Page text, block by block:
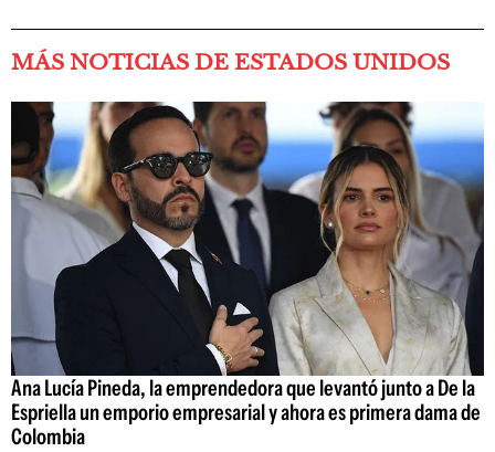
MÁS NOTICIAS DE ESTADOS UNIDOS
Ana Lucía Pineda, la emprendedora que levantó junto a De la
Espriella un emporio empresarial y ahora es primera dama de
Colombia